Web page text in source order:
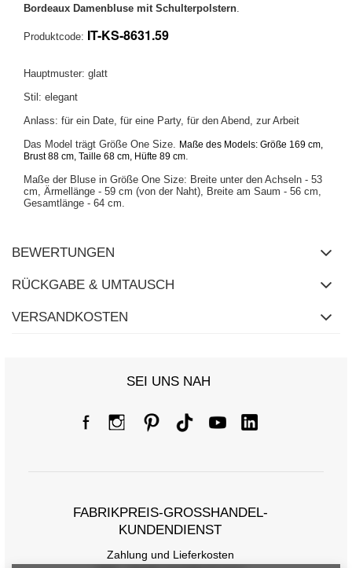
Bordeaux Damenbluse mit Schulterpolstern.
Produktcode: IT-KS-8631.59
Hauptmuster: glatt
Stil: elegant
Anlass: für ein Date, für eine Party, für den Abend, zur Arbeit
Das Model trägt Größe One Size. Maße des Models: Größe 169 cm,
Brust 88 cm, Taille 68 cm, Hüfte 89 cm.
Maße der Bluse in Größe One Size: Breite unter den Achseln - 53
cm, Ärmellänge - 59 cm (von der Naht), Breite am Saum - 56 cm,
Gesamtlänge - 64 cm.
BEWERTUNGEN
RÜCKGABE & UMTAUSCH
VERSANDKOSTEN
SEI UNS NAH
FABRIKPREIS-GROSSHANDEL-K
UNDENDIENST
Zahlung und Lieferkosten